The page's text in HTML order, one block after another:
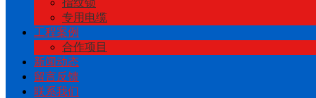
专用电缆
工程案例
合作项目
新闻动态
留言反馈
联系我们